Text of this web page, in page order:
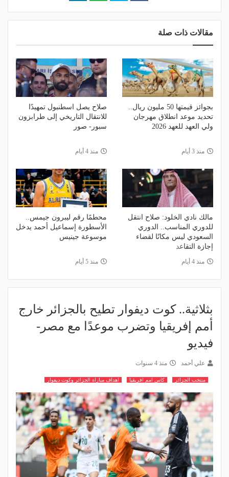
مقالات ذات صلة
بجوائز قيمتها 50 مليون ريال..
تحديد موعد انطلاق مهرجان
ولي العهد للعهد 2026
منذ 3 أيام
صلاح يصل اسطنبول تمهيدًا
للانتقال التاريخي إلى طرابزون
سبور- صور
منذ 4 أيام
مالك نادي الخلود: صلاح انتقل
للدوري المناسب.. الدوري
السعودي ليس مكانًا لقضاء
إجازة التقاعد
منذ 4 أيام
محطمًا رقم ليبرون جيمس..
الأسطورة إسماعيل أحمد يدخل
موسوعة جينيس
منذ 5 أيام
بثلاثية.. كوت ديفوار تطيح بالجزائر خارج
أمم إفريقيا وتضرب موعدًا مع مصر-
فيديو
علي أحمد منذ 4 سنوات
منتخب الجزائر كاس امم افريقيا اهداف مباراة الجزائر وكوت ديفوار